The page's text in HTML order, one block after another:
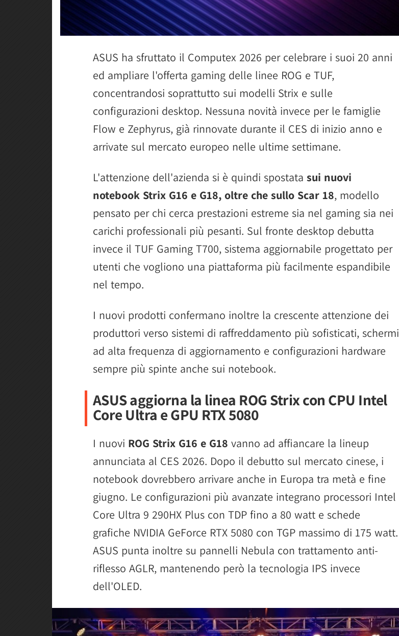
ASUS ha sfruttato il Computex 2026 per celebrare i suoi 20 anni
ed ampliare l'offerta gaming delle linee ROG e TUF,
concentrandosi soprattutto sui modelli Strix e sulle
configurazioni desktop. Nessuna novità invece per le famiglie
Flow e Zephyrus, già rinnovate durante il CES di inizio anno e
arrivate sul mercato europeo nelle ultime settimane.
L'attenzione dell'azienda si è quindi spostata sui nuovi
notebook Strix G16 e G18, oltre che sullo Scar 18, modello
pensato per chi cerca prestazioni estreme sia nel gaming sia nei
carichi professionali più pesanti. Sul fronte desktop debutta
invece il TUF Gaming T700, sistema aggiornabile progettato per
utenti che vogliono una piattaforma più facilmente espandibile
nel tempo.
I nuovi prodotti confermano inoltre la crescente attenzione dei
produttori verso sistemi di raffreddamento più sofisticati, schermi
ad alta frequenza di aggiornamento e configurazioni hardware
sempre più spinte anche sui notebook.
ASUS aggiorna la linea ROG Strix con CPU Intel
Core Ultra e GPU RTX 5080
I nuovi ROG Strix G16 e G18 vanno ad affiancare la lineup
annunciata al CES 2026. Dopo il debutto sul mercato cinese, i
notebook dovrebbero arrivare anche in Europa tra metà e fine
giugno. Le configurazioni più avanzate integrano processori Intel
Core Ultra 9 290HX Plus con TDP fino a 80 watt e schede
grafiche NVIDIA GeForce RTX 5080 con TGP massimo di 175 watt.
ASUS punta inoltre su pannelli Nebula con trattamento anti-
riflesso AGLR, mantenendo però la tecnologia IPS invece
dell'OLED.